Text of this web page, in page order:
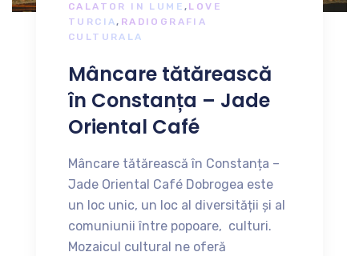
CALATOR IN LUME , LOVE
TURCIA, RADIOGRAFIA
CULTURALA
Mâncare tătărească
în Constanța – Jade
Oriental Café
Mâncare tătărească în Constanța –
Jade Oriental Café Dobrogea este
un loc unic, un loc al diversității și al
comuniunii între popoare, culturi.
Mozaicul cultural ne oferă